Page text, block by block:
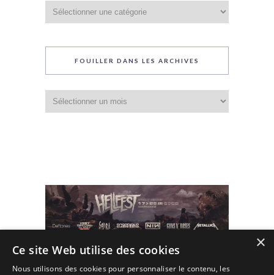
du
blog
FOUILLER DANS LES ARCHIVES
dans
les
×
Ce site Web utilise des cookies
Nous utilisons des cookies pour personnaliser le contenu, les